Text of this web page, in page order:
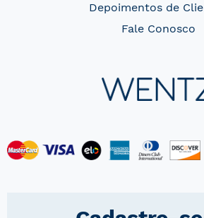
Depoimentos de
Fale Conosco